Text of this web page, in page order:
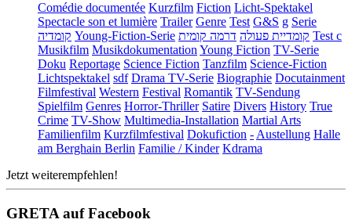
Comédie documentée Kurzfilm Fiction Licht-Spektakel
Spectacle son et lumière Trailer Genre Test G&S g Serie
קומדיה Young-Fiction-Serie קומדיית פעולה דרמה קומית
Test c
Musikfilm MusikdokumentationYoung Fiction TV-Serie
Doku Reportage Science Fiction Tanzfilm Science-Fiction
Lichtspektakel sdf Drama TV-Serie Biographie Docutainment
Filmfestival Western Festival Romantik TV-Sendung
Spielfilm Genres Horror-Thriller Satire Divers History True
Crime TV-Show Multimedia-Installation Martial Arts
Familienfilm Kurzfilmfestival Dokufiction -Austellung Halle
am Berghain Berlin Familie / Kinder Kdrama
Jetzt weiterempfehlen!
GRETA auf Facebook